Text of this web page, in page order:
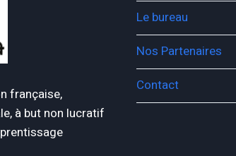
française,
à but non lucratif
Le bureau
Nos Partenaires
Contact